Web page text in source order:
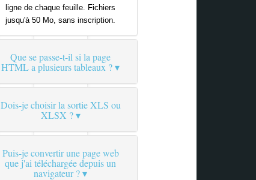
ligne de chaque feuille. Fichiers
jusqu'à 50 Mo, sans inscription.
Que se passe-t-il si la page
HTML a plusieurs tableaux ?
Dois-je choisir la sortie XLS ou
XLSX ?
Puis-je convertir une page web
que j'ai téléchargée depuis un
navigateur ?